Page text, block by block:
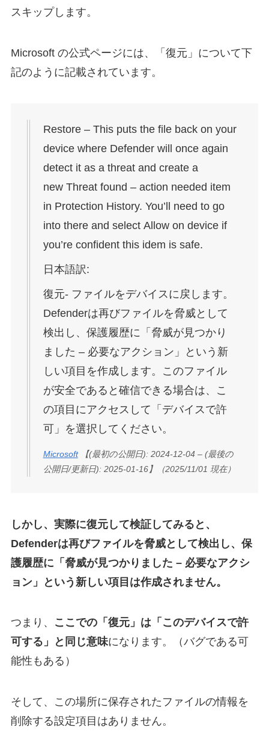
スキップします。
Microsoft の公式ページには、「復元」について下
記のように記載されています。
Restore – This puts the file back on your
device where Defender will once again
detect it as a threat and create a
new Threat found – action needed item
in Protection History. You’ll need to go
into there and select Allow on device if
you’re confident this idem is safe.
日本語訳:
復元- ファイルをデバイスに戻します。
Defenderは再びファイルを脅威として
検出し、保護履歴に「脅威が見つかり
ました – 必要なアクション」という新
しい項目を作成します。このファイル
が安全であると確信できる場合は、こ
の項目にアクセスして「デバイスで許
可」を選択してください。
Microsoft【(最初の公開日): 2024-12-04 – (最後の
公開日/更新日): 2025-01-16】（2025/11/01 現在）
しかし、実際に復元して検証してみると、
Defenderは再びファイルを脅威として検出し、保
護履歴に「脅威が見つかりました – 必要なアクシ
ョン」という新しい項目は作成されません。
つまり、
ここでの「復元」は「このデバイスで許
可する」と同じ意味になります。（バグである可
能性もある）
そして、この場所に保存されたファイルの情報を
削除する設定項目はありません。